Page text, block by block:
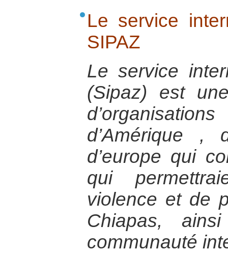
Le service
SIPAZ
Le service
(Sipaz) est
d’Amérique ,
d’europe qui
qui
violence et de
Chiapas,
communauté